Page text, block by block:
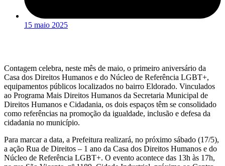
15 maio 2025
Contagem celebra, neste mês de maio, o primeiro aniversário da
Casa dos Direitos Humanos e do Núcleo de Referência LGBT+,
equipamentos públicos localizados no bairro Eldorado. Vinculados
ao Programa Mais Direitos Humanos da Secretaria Municipal de
Direitos Humanos e Cidadania, os dois espaços têm se consolidado
como referências na promoção da igualdade, inclusão e defesa da
cidadania no município.
Para marcar a data, a Prefeitura realizará, no próximo sábado (17/5),
a ação Rua de Direitos – 1 ano da Casa dos Direitos Humanos e do
Núcleo de Referência LGBT+. O evento acontece das 13h às 17h,